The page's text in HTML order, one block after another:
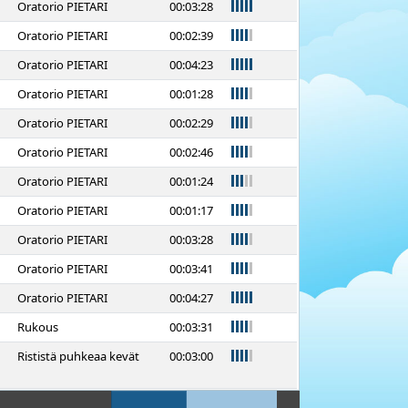
Oratorio PIETARI 00:03:28
92
Oratorio PIETARI 00:02:39
89
Oratorio PIETARI 00:04:23
98
Oratorio PIETARI 00:01:28
79
Oratorio PIETARI 00:02:29
83
Oratorio PIETARI 00:02:46
84
Oratorio PIETARI 00:01:24
69
Oratorio PIETARI 00:01:17
74
Oratorio PIETARI 00:03:28
88
Oratorio PIETARI 00:03:41
88
Oratorio PIETARI 00:04:27
90
Rukous 00:03:31
83
Rististä puhkeaa kevät 00:03:00 76